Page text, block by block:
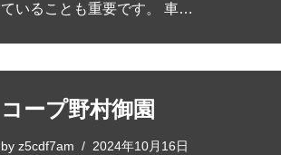
ていることも重要です。 車…
コープ野村御園
by z5cdf7am 2024年10月16日